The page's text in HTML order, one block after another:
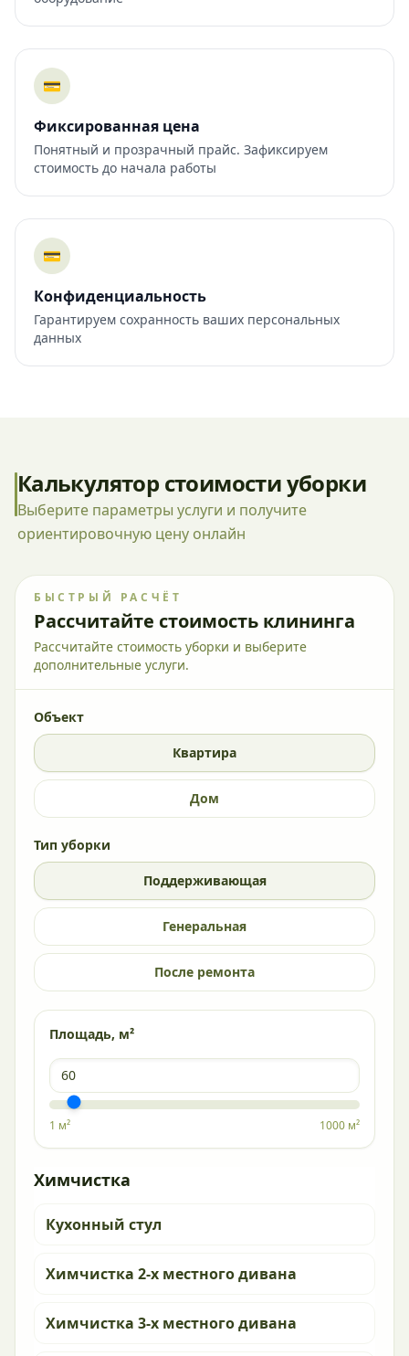
💳
Фиксированная цена
Понятный и прозрачный прайс. Зафиксируем
стоимость до начала работы
💳
Конфиденциальность
Гарантируем сохранность ваших персональных
данных
Калькулятор стоимости уборки
Выберите параметры услуги и получите
ориентировочную цену онлайн
БЫСТРЫЙ РАСЧЁТ
Рассчитайте стоимость клининга
Рассчитайте стоимость уборки и выберите
дополнительные услуги.
Объект
Квартира
Дом
Тип уборки
Поддерживающая
Генеральная
После ремонта
Площадь, м²
1 м² 1000 м²
Химчистка
Кухонный стул
Химчистка 2-х местного дивана
Химчистка 3-х местного дивана